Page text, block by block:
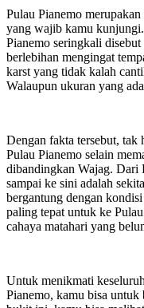
Pulau Pianemo
yang wajib kamu
Pianemo seringkali
berlebihan mengingat
karst yang tidak kalah
Walaupun ukuran yang
Dengan fakta tersebut,
Pulau Pianemo selain
dibandingkan Wajag. Dari
sampai ke sini adalah
bergantung dengan
paling tepat untuk ke
cahaya matahari yang
Untuk menikmati
Pianemo, kamu bisa